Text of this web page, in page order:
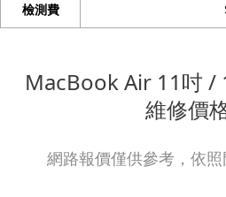
檢測費
MacBook Air 11吋 /
維修價
網路報價僅供參考，依